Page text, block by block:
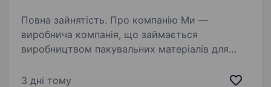
Повна зайнятість. Про компанію Ми —
виробнича компанія, що займається
виробництвом пакувальних матеріалів для
У зв’язку з розвитком складського напрямку
3 дні тому